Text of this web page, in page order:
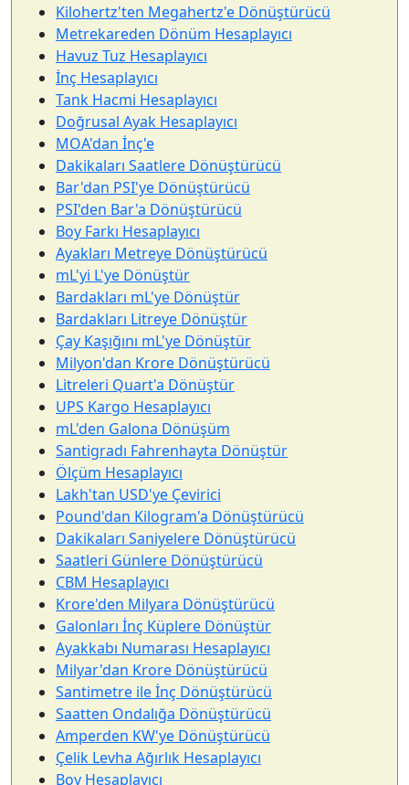
Kilohertz'ten Megahertz'e Dönüştürücü
Metrekareden Dönüm Hesaplayıcı
Havuz Tuz Hesaplayıcı
İnç Hesaplayıcı
Tank Hacmi Hesaplayıcı
Doğrusal Ayak Hesaplayıcı
MOA'dan İnç'e
Dakikaları Saatlere Dönüştürücü
Bar'dan PSI'ye Dönüştürücü
PSI'den Bar'a Dönüştürücü
Boy Farkı Hesaplayıcı
Ayakları Metreye Dönüştürücü
mL'yi L'ye Dönüştür
Bardakları mL'ye Dönüştür
Bardakları Litreye Dönüştür
Çay Kaşığını mL'ye Dönüştür
Milyon'dan Krore Dönüştürücü
Litreleri Quart'a Dönüştür
UPS Kargo Hesaplayıcı
mL'den Galona Dönüşüm
Santigradı Fahrenhayta Dönüştür
Ölçüm Hesaplayıcı
Lakh'tan USD'ye Çevirici
Pound'dan Kilogram'a Dönüştürücü
Dakikaları Saniyelere Dönüştürücü
Saatleri Günlere Dönüştürücü
CBM Hesaplayıcı
Krore'den Milyara Dönüştürücü
Galonları İnç Küplere Dönüştür
Ayakkabı Numarası Hesaplayıcı
Milyar'dan Krore Dönüştürücü
Santimetre ile İnç Dönüştürücü
Saatten Ondalığa Dönüştürücü
Amperden KW'ye Dönüştürücü
Çelik Levha Ağırlık Hesaplayıcı
Boy Hesaplayıcı